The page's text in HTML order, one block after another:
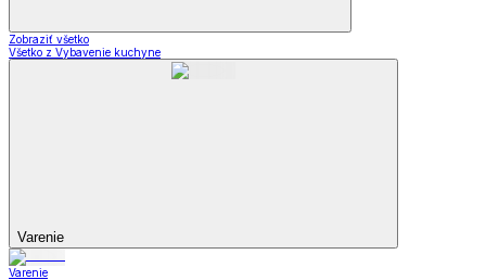
Zobraziť všetko
Všetko z Vybavenie kuchyne
Varenie
Varenie